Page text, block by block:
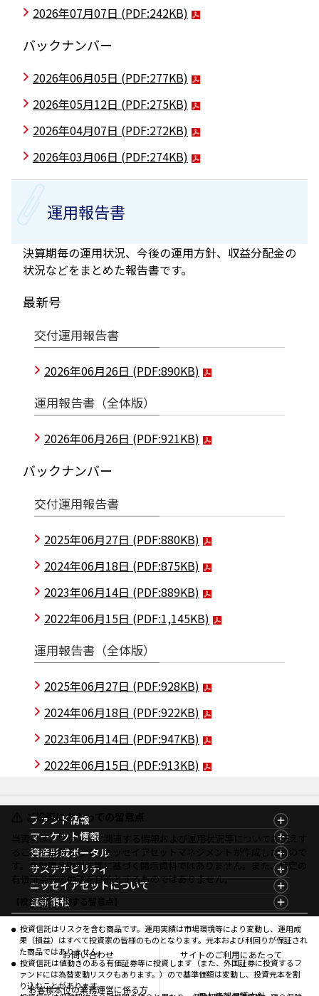
2026年07月07日 (PDF:242KB)
バックナンバー
2026年06月05日 (PDF:277KB)
2026年05月12日 (PDF:275KB)
2026年04月07日 (PDF:272KB)
2026年03月06日 (PDF:274KB)
運用報告書
決算期毎の運用状況、今後の運用方針、収益分配金の
状況などをまとめた報告書です。
最新号
交付運用報告書
2026年06月26日 (PDF:890KB)
運用報告書（全体版）
2026年06月26日 (PDF:921KB)
バックナンバー
交付運用報告書
2025年06月27日 (PDF:880KB)
2024年06月18日 (PDF:875KB)
2023年06月14日 (PDF:889KB)
2022年06月15日 (PDF:1,145KB)
運用報告書（全体版）
2025年06月27日 (PDF:928KB)
2024年06月18日 (PDF:922KB)
2023年06月14日 (PDF:947KB)
2022年06月15日 (PDF:913KB)
ご投資にあたっての留意点
当資料は、ファンドに関連する情報および運用状況等についてお伝えす
ることを目的として、ニッセイアセットマネジメントが作成したもので
す。金融商品取引法等に基づく開示資料ではありません。また、特定の
有価証券等の勧誘を目的とするものではありません。
【投資信託に関する留意点】
投資信託はリスクを含む商品です。運用実績は市場環境等により変動し、運用成
果（損益）はすべて投資家の皆様のものとなります。元本および利回りが保証され
た商品ではありません。
投資信託は値動きのある有価証券等に投資します（また、外国証券に投資するフ
ァンドには為替変動リスクもあります。）ので基準価額は変動し、投資元本を割
り込むことがあります。
ファンド情報
ファンド情報TOP
基準価額一覧
ファンド検索
ファンド比較
決算カレンダー
海外休日カレンダー
投資信託新商品のご案内
投資信託償還商品のご案内
ちょこっと3分！ファンドシアター
有価証券届出書の効力の発生の有無について
こだわりのインデックスファンド 購入・換金手数料
なしシリーズ
確定拠出年金について
マーケット情報
マーケット情報TOP
マーケット指数
マーケットレポート
コラム
ファンドレポート
資産形成ポータル
資産形成ポータルTOP
資産形成サービス
Nダイレクト
Goal Navi
資産形成サポート
NAMシティ
お問い合わせ
サステナビリティ
サステナビリティTOP
サステナビリティ経営
サステナブル投資
ニッセイアセットについて
ニッセイアセットについてTOP
会社情報
プレスリリース
受賞歴
方針・その他開示情報
採用情報
公式キャラクターのご紹介
最新情報
マーケットニュース
商品ニュース
おしらせ
メディアお問い合わせ サイトのご利用にあたって
お客様本位の業務運営に係る方